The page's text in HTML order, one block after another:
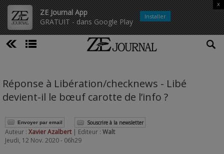
ZE Journal App
GRATUIT - dans Google Play
x
Installer
Réponse à Libération/checknews - Libé
devient-il le bœuf carotte de l’info ?
Envoyer par email Souscrire à la newsletter
Auteur : Xavier Azalbert | Editeur : Walt
Jeudi, 12 Nov. 2020 - 06h29